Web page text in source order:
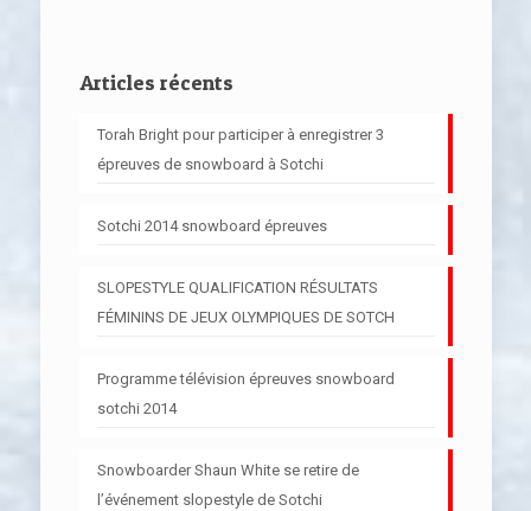
Articles récents
Torah Bright pour participer à enregistrer 3
épreuves de snowboard à Sotchi
Sotchi 2014 snowboard épreuves
SLOPESTYLE QUALIFICATION RÉSULTATS
FÉMININS DE JEUX OLYMPIQUES DE SOTCH
Programme télévision épreuves snowboard
sotchi 2014
Snowboarder Shaun White se retire de
l’événement slopestyle de Sotchi